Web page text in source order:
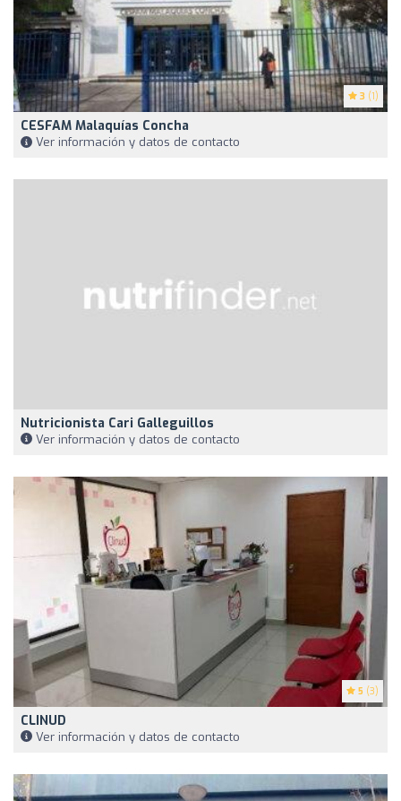
3 (1)
CESFAM Malaquías Concha
Ver información y datos de contacto
Nutricionista Cari Galleguillos
Ver información y datos de contacto
5 (3)
CLINUD
Ver información y datos de contacto